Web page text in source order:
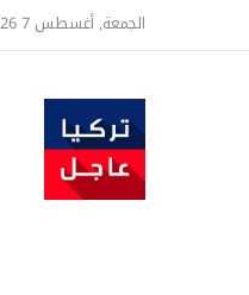
الجمعة, أغسطس 7 2026